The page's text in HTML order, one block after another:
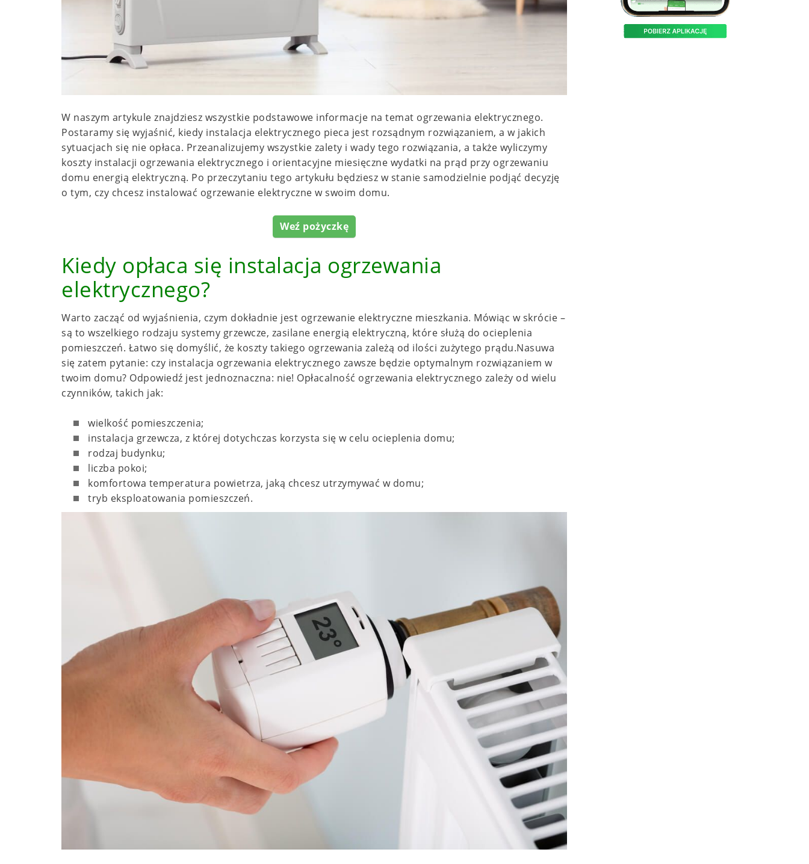
W naszym artykule znajdziesz wszystkie podstawowe informacje na temat ogrzewania elektrycznego.
Postaramy się wyjaśnić, kiedy instalacja elektrycznego pieca jest rozsądnym rozwiązaniem, a w jakich
sytuacjach się nie opłaca. Przeanalizujemy wszystkie zalety i wady tego rozwiązania, a także wyliczymy
koszty instalacji ogrzewania elektrycznego i orientacyjne miesięczne wydatki na prąd przy ogrzewaniu
domu energią elektryczną. Po przeczytaniu tego artykułu będziesz w stanie samodzielnie podjąć decyzję
o tym, czy chcesz instalować ogrzewanie elektryczne w swoim domu.
Weź pożyczkę
Kiedy opłaca się instalacja ogrzewania
elektrycznego?
Warto zacząć od wyjaśnienia, czym dokładnie jest ogrzewanie elektryczne mieszkania. Mówiąc w skrócie –
są to wszelkiego rodzaju systemy grzewcze, zasilane energią elektryczną, które służą do ocieplenia
pomieszczeń. Łatwo się domyślić, że koszty takiego ogrzewania zależą od ilości zużytego prądu.Nasuwa
się zatem pytanie: czy instalacja ogrzewania elektrycznego zawsze będzie optymalnym rozwiązaniem w
twoim domu? Odpowiedź jest jednoznaczna: nie! Opłacalność ogrzewania elektrycznego zależy od wielu
czynników, takich jak:
wielkość pomieszczenia;
instalacja grzewcza, z której dotychczas korzysta się w celu ocieplenia domu;
rodzaj budynku;
liczba pokoi;
komfortowa temperatura powietrza, jaką chcesz utrzymywać w domu;
tryb eksploatowania pomieszczeń.